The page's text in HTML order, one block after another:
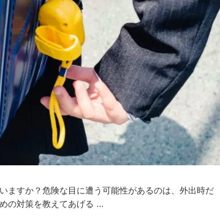
ますか？危険な目に遭う可能性があるのは、外出時だ
の対策を教えてあげる …